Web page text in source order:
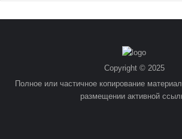
Copyright © 2025
Полное или частичное копирование
размещении активной